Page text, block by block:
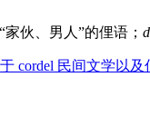
伙、男人”的俚语；
民间文学以及